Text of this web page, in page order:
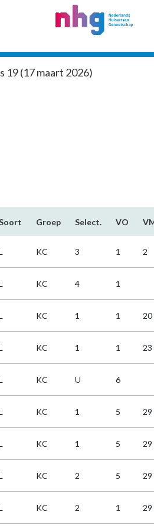
19 (17 maart 2026)
Groep Select. VO
KC 3 1 2
KC 4 1
KC 1 1 20
KC 1 1 23
KC U 6
KC 1 5 29
KC 1 5 29
KC 2 5 29
KC 2 1 29